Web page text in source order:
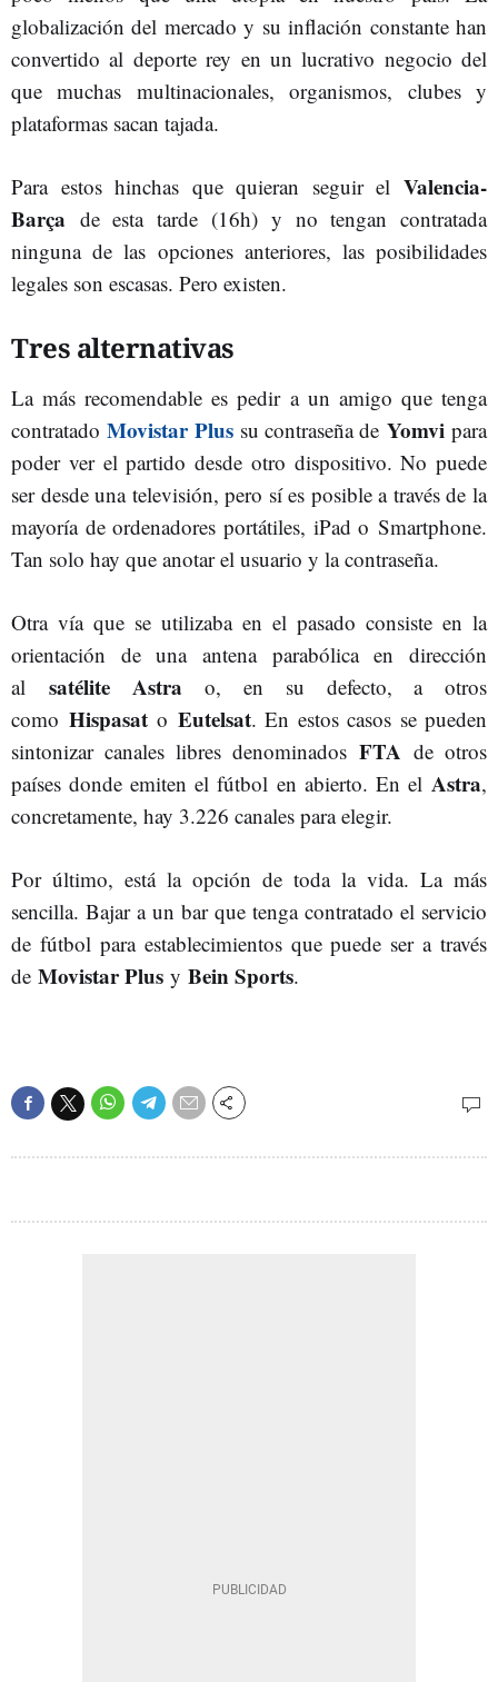
globalización del mercado y su inflación constante han
convertido al deporte rey en un lucrativo negocio del
que muchas multinacionales, organismos, clubes y
plataformas sacan tajada.
Para estos hinchas que quieran seguir el Valencia-
Barça de esta tarde (16h) y no tengan contratada
ninguna de las opciones anteriores, las posibilidades
legales son escasas. Pero existen.
Tres alternativas
La más recomendable es pedir a un amigo que tenga
contratadoMovistar Plus su contraseña de Yomvipara
poder ver el partido desde otro dispositivo. No puede
ser desde una televisión, pero sí es posible a través de la
mayoría de ordenadores portátiles, iPad o Smartphone.
Tan solo hay que anotar el usuario y la contraseña.
Otra vía que se utilizaba en el pasado consiste en la
orientación de una antena parabólica en dirección
al satélite Astrao, en su defecto, a otros
como Hispasat o Eutelsat. En estos casos se pueden
sintonizar canales libres denominados FTA de otros
países donde emiten el fútbol en abierto. En el Astra,
concretamente, hay 3.226 canales para elegir.
Por último, está la opción de toda la vida. La más
sencilla. Bajar a un bar que tenga contratado el servicio
de fútbol para establecimientos que puede ser a través
de Movistar Plus y Bein Sports.